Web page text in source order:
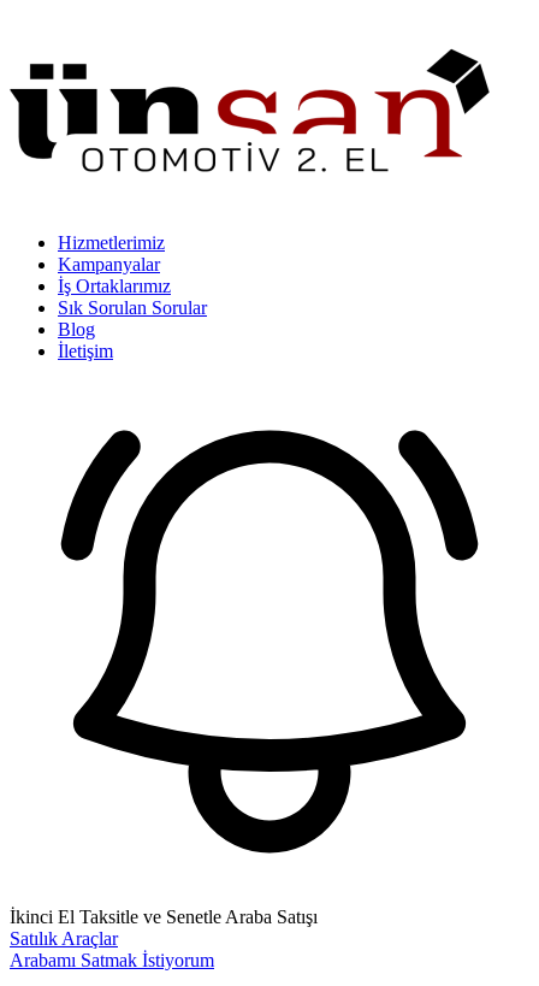
Hizmetlerimiz
Kampanyalar
İş Ortaklarımız
Sık Sorulan Sorular
Blog
İletişim
İkinci El Taksitle ve Senetle Araba Satışı
Satılık Araçlar
Arabamı Satmak İstiyorum